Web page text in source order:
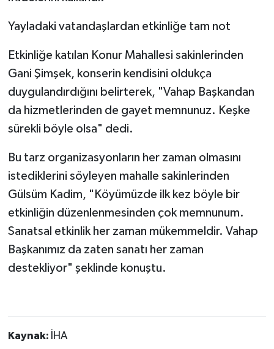
Yayladaki vatandaşlardan etkinliğe tam not
Etkinliğe katılan Konur Mahallesi sakinlerinden
Gani Şimşek, konserin kendisini oldukça
duygulandırdığını belirterek, "Vahap Başkandan
da hizmetlerinden de gayet memnunuz. Keşke
sürekli böyle olsa" dedi.
Bu tarz organizasyonların her zaman olmasını
istediklerini söyleyen mahalle sakinlerinden
Gülsüm Kadim, "Köyümüzde ilk kez böyle bir
etkinliğin düzenlenmesinden çok memnunum.
Sanatsal etkinlik her zaman mükemmeldir. Vahap
Başkanımız da zaten sanatı her zaman
destekliyor" şeklinde konuştu.
Kaynak: İHA